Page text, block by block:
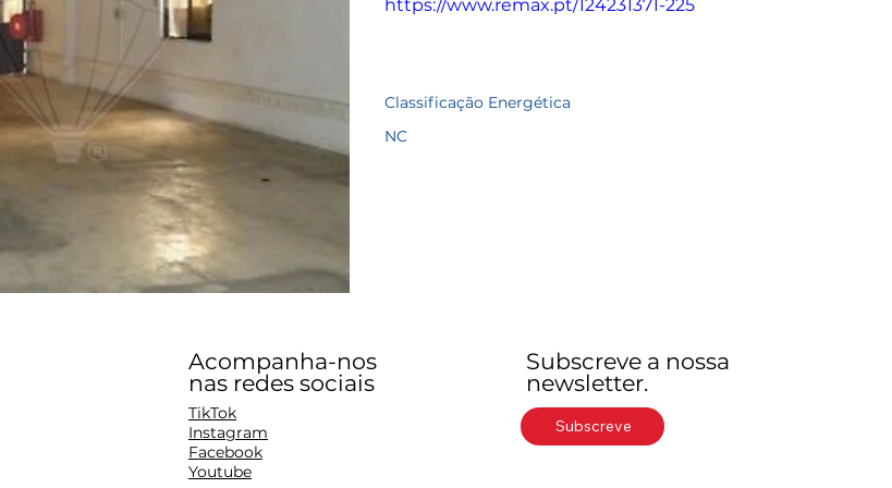
https://www.remax.pt/124231371-225
Classificação Energética
NC
Acompanha-nos
nas redes sociais
TikTok
Instagram
Facebook
Youtube
Subscreve a nossa
newsletter.
Subscreve